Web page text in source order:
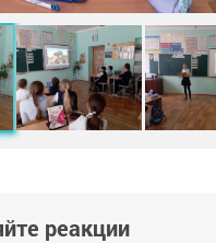
реакции